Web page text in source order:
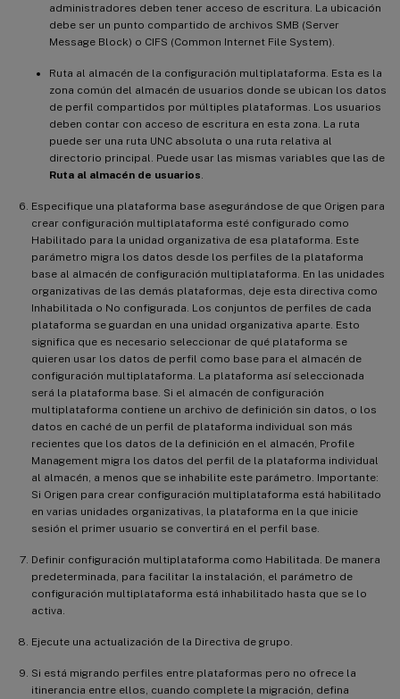
administradores deben tener acceso de escritura. La ubicación
debe ser un punto compartido de archivos SMB (Server
Message Block) o CIFS (Common Internet File System).
Ruta al almacén de la configuración multiplataforma. Esta es la
zona común del almacén de usuarios donde se ubican los datos
de perfil compartidos por múltiples plataformas. Los usuarios
deben contar con acceso de escritura en esta zona. La ruta
puede ser una ruta UNC absoluta o una ruta relativa al
directorio principal. Puede usar las mismas variables que las de
Ruta al almacén de usuarios
Especifique una plataforma base asegurándose de que Origen para
crear configuración multiplataforma esté configurado como
Habilitado para la unidad organizativa de esa plataforma. Este
parámetro migra los datos desde los perfiles de la plataforma
base al almacén de configuración multiplataforma. En las unidades
organizativas de las demás plataformas, deje esta directiva como
Inhabilitada o No configurada. Los conjuntos de perfiles de cada
plataforma se guardan en una unidad organizativa aparte. Esto
significa que es necesario seleccionar de qué plataforma se
quieren usar los datos de perfil como base para el almacén de
configuración multiplataforma. La plataforma así seleccionada
será la plataforma base. Si el almacén de configuración
multiplataforma contiene un archivo de definición sin datos, o los
datos en caché de un perfil de plataforma individual son más
recientes que los datos de la definición en el almacén, Profile
Management migra los datos del perfil de la plataforma individual
al almacén, a menos que se inhabilite este parámetro. Importante:
Si Origen para crear configuración multiplataforma está habilitado
en varias unidades organizativas, la plataforma en la que inicie
sesión el primer usuario se convertirá en el perfil base.
Definir configuración multiplataforma como Habilitada. De manera
predeterminada, para facilitar la instalación, el parámetro de
configuración multiplataforma está inhabilitado hasta que se lo
activa.
Ejecute una actualización de la Directiva de grupo.
Si está migrando perfiles entre plataformas pero no ofrece la
itinerancia entre ellos, cuando complete la migración, defina